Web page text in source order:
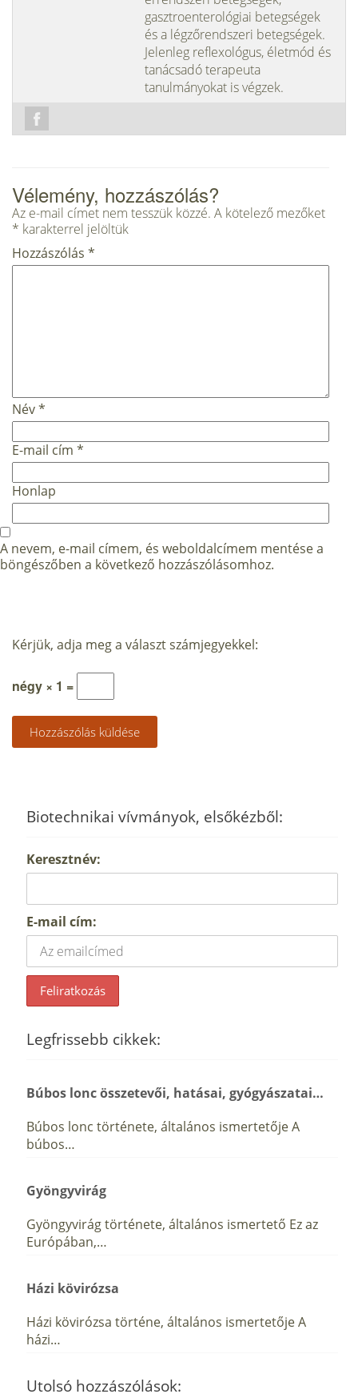
gasztroenterológiai betegségek
és a légzőrendszeri betegségek.
Jelenleg reflexológus, életmód és
tanácsadó terapeuta
tanulmányokat is végzek.
Vélemény, hozzászólás?
Az e-mail címet nem tesszük közzé. A kötelező mezőket
* karakterrel jelöltük
Hozzászólás *
Név*
E-mail cím *
Honlap
A nevem, e-mail címem, és weboldalcímem mentése a
böngészőben a következő hozzászólásomhoz.
Kérjük, adja meg a választ számjegyekkel:
négy × 1 =
Biotechnikai vívmányok, elsőkézből:
Keresztnév:
E-mail cím:
Legfrissebb cikkek:
Búbos lonc összetevői, hatásai, gyógyászatai…
Búbos lonc története, általános ismertetője A
búbos…
Gyöngyvirág
Gyöngyvirág története, általános ismertető Ez az
Európában,…
Házi kövirózsa
Házi kövirózsa történe, általános ismertetője A
házi…
Utolsó hozzászólások: